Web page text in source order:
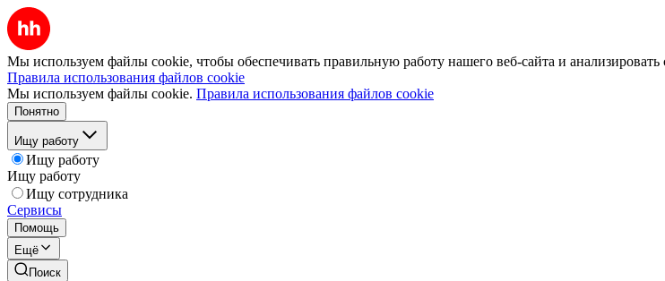
Мы используем файлы cookie, чтобы обеспечивать правильную работу нашего веб-сайта и анализировать
Правила использования файлов cookie
Мы используем файлы cookie. Правила использования файлов cookie
Понятно
Ищу работу
Ищу работу
Ищу работу
Ищу сотрудника
Сервисы
Помощь
Ещё
Поиск